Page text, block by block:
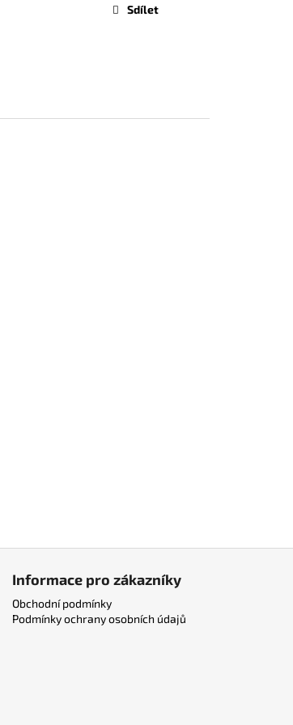
Sdílet
Informace pro zákazníky
Obchodní podmínky
Podmínky ochrany osobních údajů